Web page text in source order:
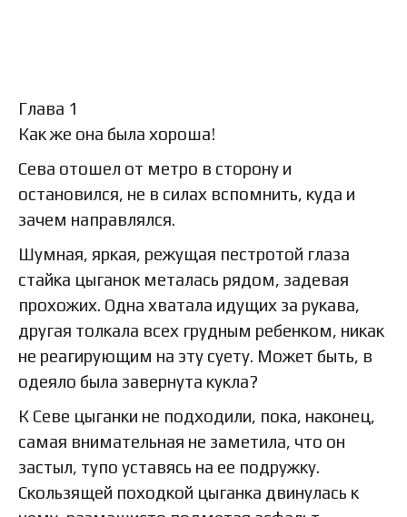
Глава 1
Как же она была хороша!
Сева отошел от метро в сторону и
остановился, не в силах вспомнить, куда и
зачем направлялся.
Шумная, яркая, режущая пестротой глаза
стайка цыганок металась рядом, задевая
прохожих. Одна хватала идущих за рукава,
другая толкала всех грудным ребенком, никак
не реагирующим на эту суету. Может быть, в
одеяло была завернута кукла?
К Севе цыганки не подходили, пока, наконец,
самая внимательная не заметила, что он
застыл, тупо уставясь на ее подружку.
Скользящей походкой цыганка двинулась к